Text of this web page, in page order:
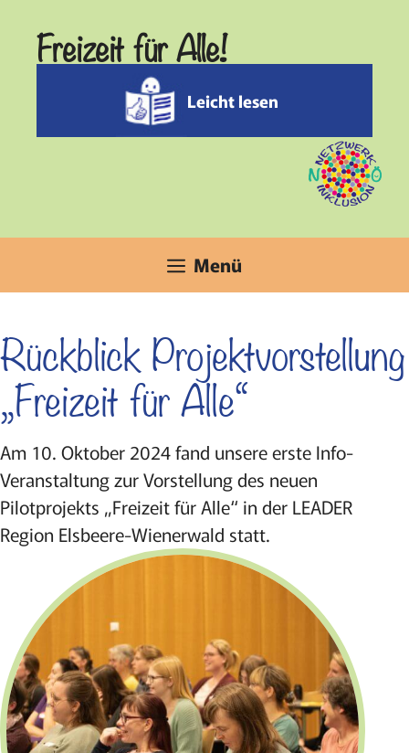
springenFreizeit für Alle!
Leicht lesen
Menü
Rückblick Projektvorstellung
„Freizeit für Alle“
Am 10. Oktober 2024 fand unsere erste Info-
Veranstaltung zur Vorstellung des neuen
Pilotprojekts „Freizeit für Alle“ in der LEADER
Region Elsbeere-Wienerwald statt.